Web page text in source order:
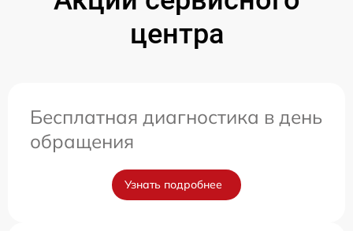
центра
Бесплатная диагностика в день
обращения
Узнать подробнее